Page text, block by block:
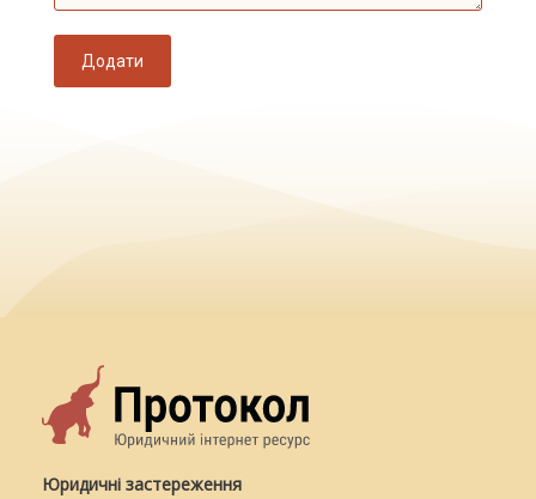
Додати
Юридичні застереження